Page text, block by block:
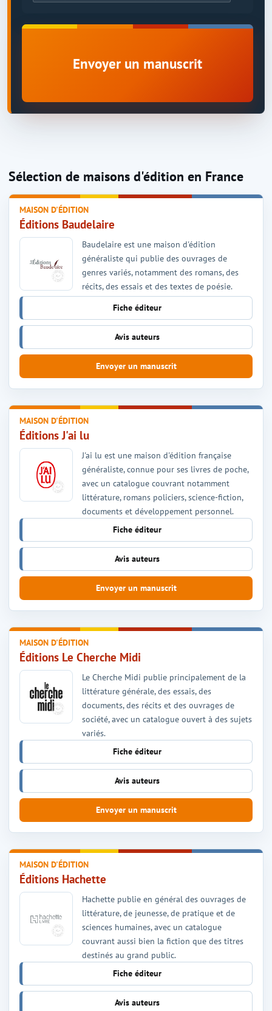
Envoyer un manuscrit
Sélection de maisons d'édition en France
MAISON D'ÉDITION
Éditions Baudelaire
Baudelaire est une maison d'édition
généraliste qui publie des ouvrages de
genres variés, notamment des romans, des
récits, des essais et des textes de poésie.
Fiche éditeur
Avis auteurs
Envoyer un manuscrit
MAISON D'ÉDITION
Éditions Hachette
Hachette publie en général des ouvrages de
littérature, de jeunesse, de pratique et de
sciences humaines, avec un catalogue
couvrant aussi bien la fiction que des titres
destinés au grand public.
Fiche éditeur
Avis auteurs
MAISON D'ÉDITION
Éditions J'ai lu
J'ai lu est une maison d'édition française
généraliste, connue pour ses livres de poche,
avec un catalogue couvrant notamment
littérature, romans policiers, science-fiction,
documents et développement personnel.
Fiche éditeur
Avis auteurs
Envoyer un manuscrit
MAISON D'ÉDITION
Éditions Le Cherche Midi
Le Cherche Midi publie principalement de la
littérature générale, des essais, des
documents, des récits et des ouvrages de
société, avec un catalogue ouvert à des sujets
variés.
Fiche éditeur
Avis auteurs
Envoyer un manuscrit